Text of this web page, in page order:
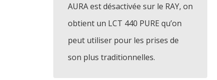
AURA est désactivée sur le RAY, on
obtient un LCT 440 PURE qu’on
peut utiliser pour les prises de
son plus traditionnelles.